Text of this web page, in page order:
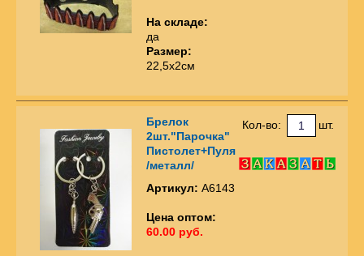
На складе:
да
Размер:
22,5х2см
Брелок
2шт."Парочка"
Пистолет+Пуля
/металл/
Артикул: А6143
Цена оптом:
60.00 руб.
Кол-во: шт.